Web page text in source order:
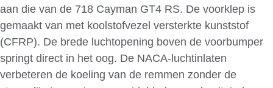
aan die van de 718 Cayman GT4 RS. De voorklep is
gemaakt van met koolstofvezel versterkte kunststof
(CFRP). De brede luchtopening boven de voorbumper
springt direct in het oog. De NACA-luchtinlaten
verbeteren de koeling van de remmen zonder de